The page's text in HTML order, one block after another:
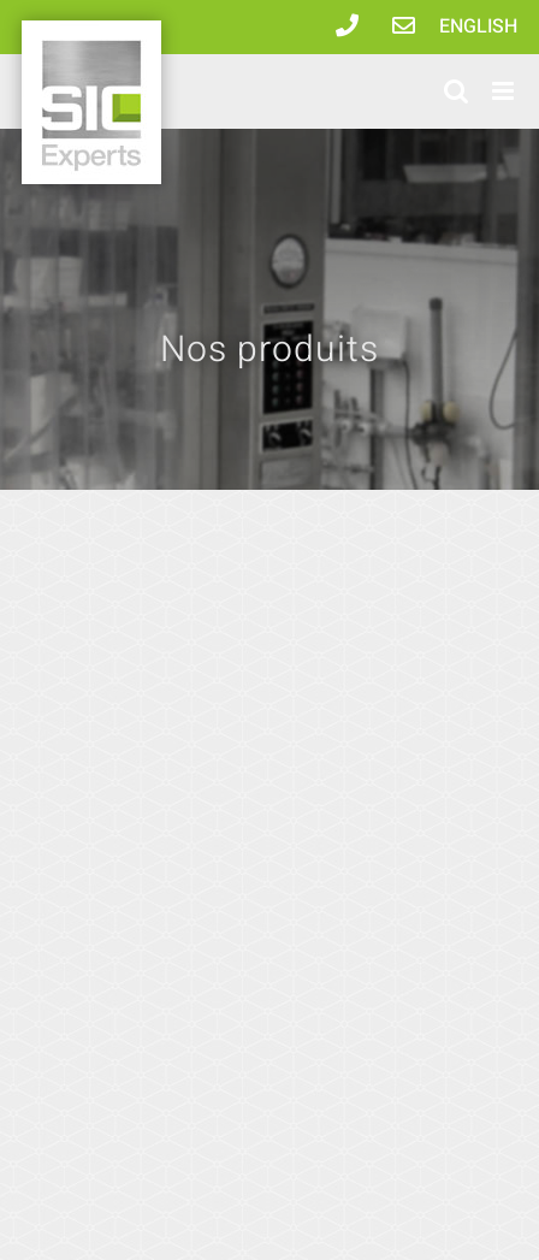
Passer
au
contenu
ENGLISH
Nos produits